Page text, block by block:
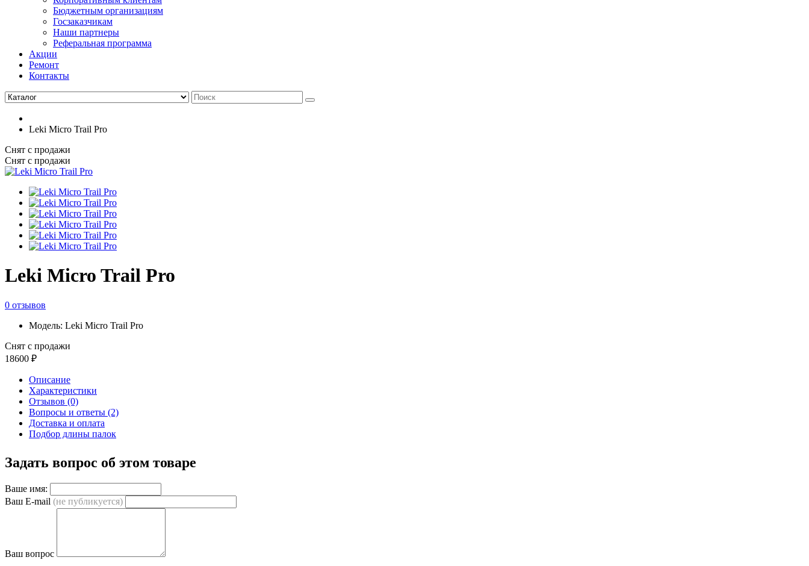
Бюджетным организациям
Госзаказчикам
Наши партнеры
Реферальная программа
Акции
Ремонт
Контакты
Leki Micro Trail Pro
Снят с продажи
Снят с продажи
Leki Micro Trail Pro
0 отзывов
Модель: Leki Micro Trail Pro
Снят с продажи
18600 ₽
Описание
Характеристики
Отзывов (0)
Вопросы и ответы (2)
Доставка и оплата
Подбор длины палок
Задать вопрос об этом товаре
Ваше имя:
Ваш E-mail (не публикуется)
Ваш вопрос